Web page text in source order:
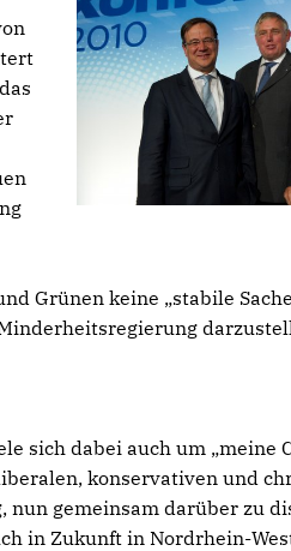
Grünen keine „stabile
sich dabei auch um „meine
konservativen und
gemeinsam darüber zu
in Zukunft in Nordrhein-